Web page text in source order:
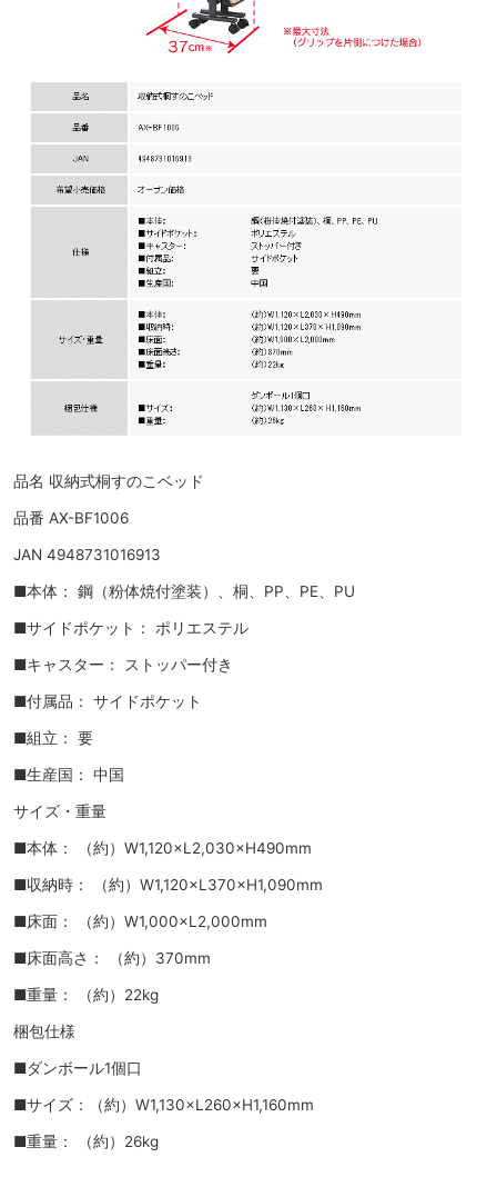
品名 収納式桐すのこベッド
品番 AX-BF1006
JAN 4948731016913
■本体： 鋼（粉体焼付塗装）、桐、PP、PE、PU
■サイドポケット： ポリエステル
■キャスター： ストッパー付き
■付属品： サイドポケット
■組立： 要
■生産国： 中国
サイズ・重量
■本体： （約）W1,120×L2,030×H490mm
■収納時： （約）W1,120×L370×H1,090mm
■床面： （約）W1,000×L2,000mm
■床面高さ： （約）370mm
■重量： （約）22kg
梱包仕様
■ダンボール1個口
■サイズ：（約）W1,130×L260×H1,160mm
■重量： （約）26kg